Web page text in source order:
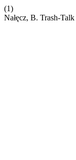
(1)
Nałęcz, B. Trash-